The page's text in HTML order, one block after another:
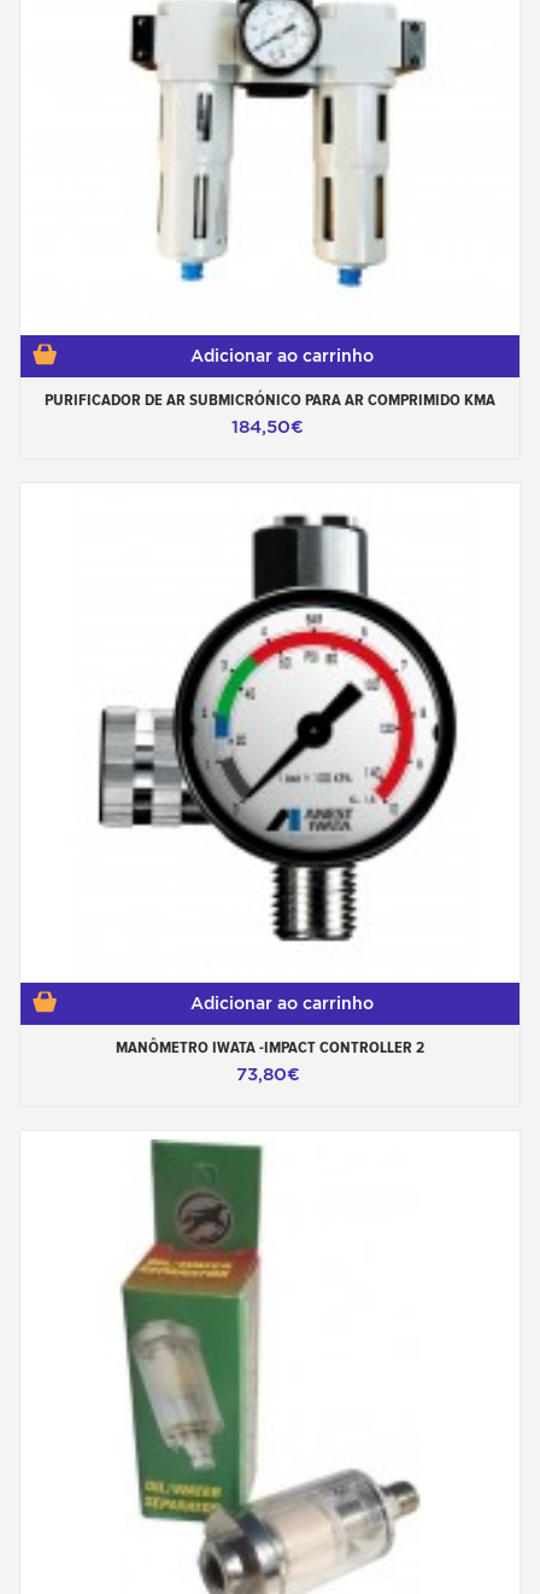
Adicionar ao carrinho
PURIFICADOR DE AR SUBMICRÓNICO PARA AR COMPRIMIDO KMA
184,50€
Adicionar ao carrinho
MANÔMETRO IWATA -IMPACT CONTROLLER 2
73,80€